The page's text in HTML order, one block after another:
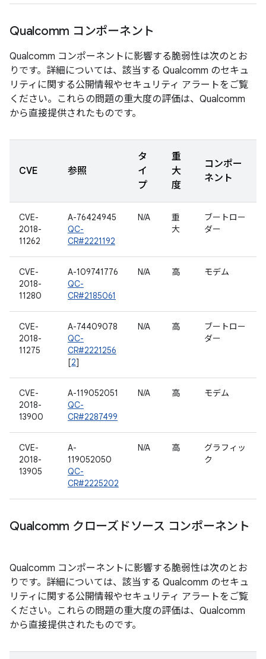
Qualcomm コンポーネント
Qualcomm コンポーネントに影響する脆弱性は次のとお
りです。詳細については、該当する Qualcomm のセキュ
リティに関する公開情報やセキュリティ アラートをご覧
ください。これらの問題の重大度の評価は、Qualcomm
から直接提供されたものです。
CVE 参照
タ
イ
プ
重
大
度
コンポー
ネント
CVE-
2018-
11262
A-76424945
QC-
CR#2221192
N/A
重
大
ブートロー
ダー
CVE-
2018-
11280
A-109741776
QC-
CR#2185061
N/A 高 モデム
CVE-
2018-
11275
A-74409078
QC-
CR#2221256
[2]
N/A 高
ブートロー
ダー
CVE-
2018-
13900
A-119052051
QC-
CR#2287499
N/A 高 モデム
CVE-
2018-
13905
A-
119052050
QC-
CR#2225202
N/A 高
グラフィッ
ク
Qualcomm クローズドソース コンポーネント
Qualcomm コンポーネントに影響する脆弱性は次のとお
りです。詳細については、該当する Qualcomm のセキュ
リティに関する公開情報やセキュリティ アラートをご覧
ください。これらの問題の重大度の評価は、Qualcomm
から直接提供されたものです。